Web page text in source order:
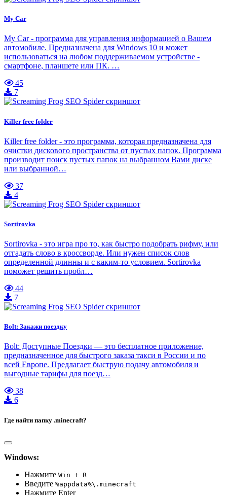
My Car
My Car - программа для управления информацией о Вашем
автомобиле. Предназначена для Windows 10 и может
использоваться на любом поддерживаемом устройстве -
смартфоне, планшете или ПК. …
45
7
Killer free folder
Killer free folder - это программа, которая предназначена для
очистки дискового пространства от пустых папок. Программа
производит поиск пустых папок на выбранном Вами диске
или выбранной…
37
4
Sortirovka
Sortirovka - это игра про то, как быстро подобрать рифму, или
отгадать слово в кроссворде. Или нужен список слов
определенной длинны и с каким-то условием. Sortirovka
поможет решить пробл…
44
7
Bolt: Закажи поездку
Bolt: Доступные Поездк‪и — это бесплатное приложение,
предназначенное для быстрого заказа такси в России и по
всей Европе. Предлагает быструю подачу автомобиля и
выгодные тарифы для поезд…
38
6
Где найти папку .minecraft?
Windows:
Нажмите Win + R
Введите %appdata%\.minecraft
Нажмите Enter